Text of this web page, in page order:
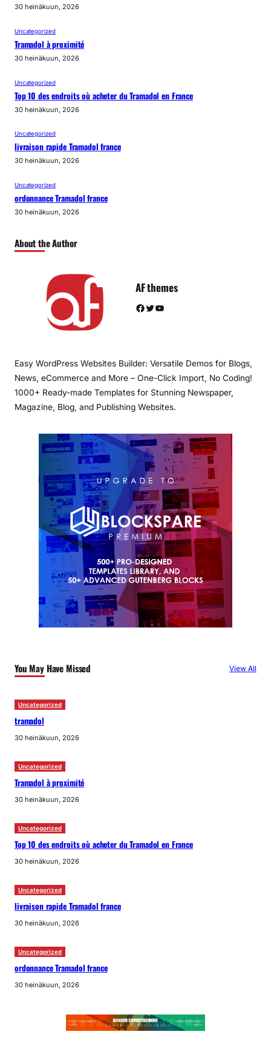
30 heinäkuun, 2026
Uncategorized
Tramadol à proximité
30 heinäkuun, 2026
Uncategorized
Top 10 des endroits où acheter du Tramadol en France
30 heinäkuun, 2026
Uncategorized
livraison rapide Tramadol france
30 heinäkuun, 2026
Uncategorized
ordonnance Tramadol france
30 heinäkuun, 2026
About the Author
AF themes
Facebook Twitter YouTube
Easy WordPress Websites Builder: Versatile Demos for Blogs,
News, eCommerce and More – One-Click Import, No Coding!
1000+ Ready-made Templates for Stunning Newspaper,
Magazine, Blog, and Publishing Websites.
You May Have Missed View All
Uncategorized
tramadol
30 heinäkuun, 2026
Uncategorized
Tramadol à proximité
30 heinäkuun, 2026
Uncategorized
Top 10 des endroits où acheter du Tramadol en France
30 heinäkuun, 2026
Uncategorized
livraison rapide Tramadol france
30 heinäkuun, 2026
Uncategorized
ordonnance Tramadol france
30 heinäkuun, 2026